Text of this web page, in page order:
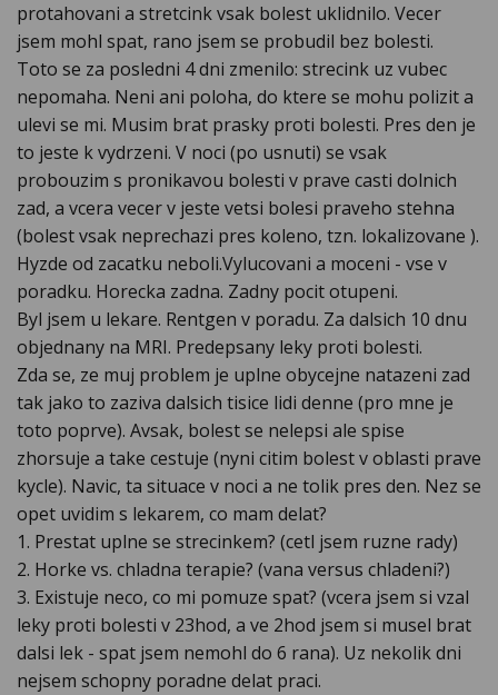
protahovani a stretcink vsak bolest uklidnilo. Vecer
jsem mohl spat, rano jsem se probudil bez bolesti.
Toto se za posledni 4 dni zmenilo: strecink uz vubec
nepomaha. Neni ani poloha, do ktere se mohu polizit a
ulevi se mi. Musim brat prasky proti bolesti. Pres den je
to jeste k vydrzeni. V noci (po usnuti) se vsak
probouzim s pronikavou bolesti v prave casti dolnich
zad, a vcera vecer v jeste vetsi bolesi praveho stehna
(bolest vsak neprechazi pres koleno, tzn. lokalizovane ).
Hyzde od zacatku neboli.Vylucovani a moceni - vse v
poradku. Horecka zadna. Zadny pocit otupeni.
Byl jsem u lekare. Rentgen v poradu. Za dalsich 10 dnu
objednany na MRI. Predepsany leky proti bolesti.
Zda se, ze muj problem je uplne obycejne natazeni zad
tak jako to zaziva dalsich tisice lidi denne (pro mne je
toto poprve). Avsak, bolest se nelepsi ale spise
zhorsuje a take cestuje (nyni citim bolest v oblasti prave
kycle). Navic, ta situace v noci a ne tolik pres den. Nez se
opet uvidim s lekarem, co mam delat?
1. Prestat uplne se strecinkem? (cetl jsem ruzne rady)
2. Horke vs. chladna terapie? (vana versus chladeni?)
3. Existuje neco, co mi pomuze spat? (vcera jsem si vzal
leky proti bolesti v 23hod, a ve 2hod jsem si musel brat
dalsi lek - spat jsem nemohl do 6 rana). Uz nekolik dni
nejsem schopny poradne delat praci.